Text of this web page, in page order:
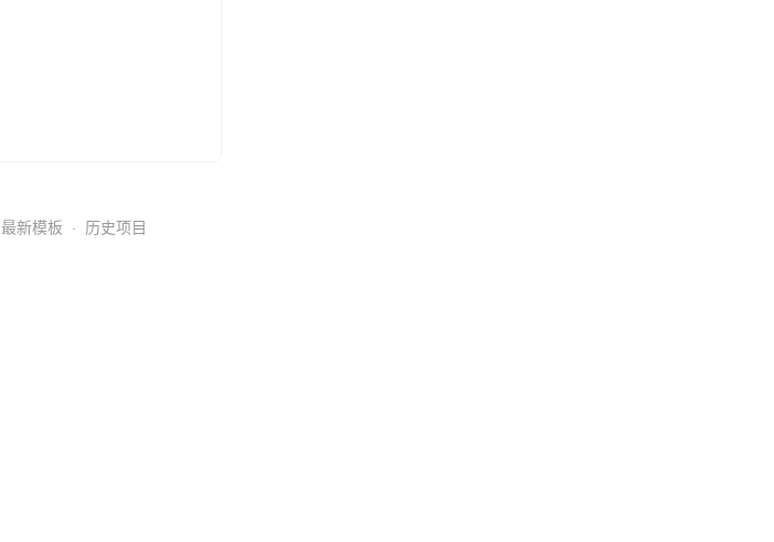
最新模板 · 历史项目